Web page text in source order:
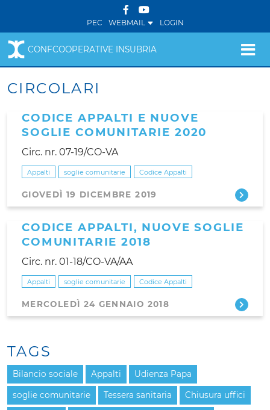
PEC WEBMAIL LOGIN
CONFCOOPERATIVE INSUBRIA
CIRCOLARI
CODICE APPALTI E NUOVE
SOGLIE COMUNITARIE 2020
Circ. nr. 07-19/CO-VA
Appalti soglie comunitarie Codice Appalti
GIOVEDÌ 19 DICEMBRE 2019
CODICE APPALTI, NUOVE SOGLIE
COMUNITARIE 2018
Circ. nr. 01-18/CO-VA/AA
Appalti soglie comunitarie Codice Appalti
MERCOLEDÌ 24 GENNAIO 2018
TAGS
Bilancio sociale Appalti Udienza Papa
soglie comunitarie Tessera sanitaria Chiusura uffici